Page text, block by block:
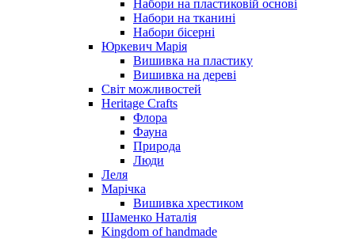
Набори на пластиковій основі
Набори на тканині
Набори бісерні
Юркевич Марія
Вишивка на пластику
Вишивка на дереві
Світ можливостей
Heritage Crafts
Флора
Фауна
Природа
Люди
Леля
Марічка
Вишивка хрестиком
Шаменко Наталія
Kingdom of handmade